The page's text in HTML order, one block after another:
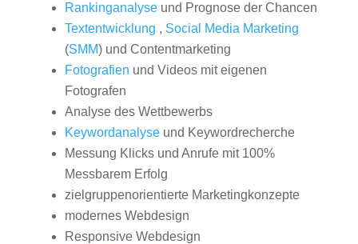
Rankinganalyseund Prognose der Chancen
Textentwicklung , Social Media Marketing
(SMM) und Contentmarketing
Fotografien und Videos mit eigenen
Fotografen
Analyse des Wettbewerbs
Keywordanalyseund Keywordrecherche
Messung Klicks und Anrufe mit 100%
Messbarem Erfolg
zielgruppenorientierte Marketingkonzepte
modernes Webdesign
Responsive Webdesign